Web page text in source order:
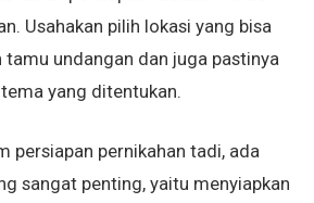
Usahakan pilih lokasi yang bisa
undangan dan juga pastinya
yang ditentukan.
persiapan pernikahan tadi, ada
sangat penting, yaitu menyiapkan